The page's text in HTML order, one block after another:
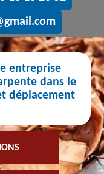
entreprise
dans le
déplacement